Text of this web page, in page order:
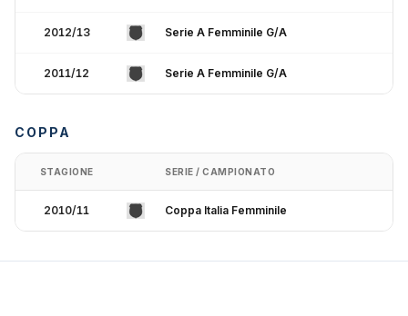
2012/13 Serie A Femminile G/A
2011/12 Serie A Femminile G/A
COPPA
STAGIONE SERIE / CAMPIONATO
2010/11 Coppa Italia Femminile